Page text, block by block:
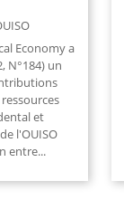
Economy a
N°184) un
et
l'OUISO
entre...